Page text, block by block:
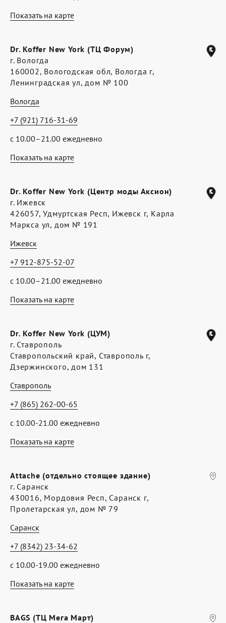
Показать на карте
Показать на карте
Dr. Koffer New York (ТЦ Форум)
г. Вологда
160002, Вологодская обл, Вологда г,
Ленинградская ул, дом № 100
Вологда
с 10.00–21.00 ежедневно
+7 (921) 716-31-69
Показать на карте
Dr. Koffer New York (Центр моды Аксион)
г. Ижевск
426057, Удмуртская Респ, Ижевск г, Карла
Маркса ул, дом № 191
Ижевск
с 10.00–21.00 ежедневно
+7 912-875-52-07
Показать на карте
Dr. Koffer New York (ЦУМ)
г. Ставрополь
Ставропольский край, Ставрополь г,
Дзержинского, дом 131
Ставрополь
с 10.00-21.00 ежедневно
+7 (865) 262-00-65
Показать на карте
Attache (отдельно стоящее здание)
г. Саранск
430016, Мордовия Респ, Саранск г,
Пролетарская ул, дом № 79
Саранск
с 10.00-19.00 ежедневно
+7 (8342) 23-34-62
BAGS (ТЦ Мега Март)